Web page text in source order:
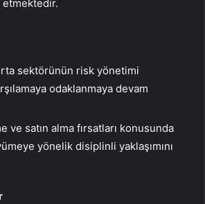
etmektedir.
sektörünün risk yönetimi
odaklanmaya devam
ve satın alma fırsatları konusunda
yönelik disiplinli yaklaşımını